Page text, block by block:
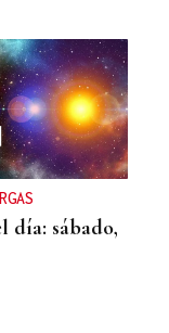
día: sábado,